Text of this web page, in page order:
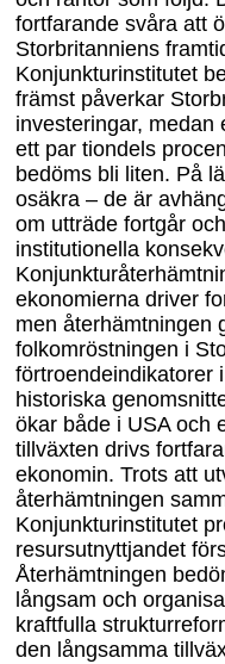
fortfarande svåra att
Storbritanniens
Konjunkturinstitutet
främst påverkar
investeringar, medan
ett par tiondels
bedöms bli liten. På
osäkra – de är
om utträde fortgår
institutionella
ekonomierna driver
men återhämtningen
folkomröstningen i
förtroendeindikatorer
historiska
ökar både i USA och
tillväxten drivs
ekonomin. Trots att
återhämtningen
Konjunkturinstitutet
resursutnyttjandet
Återhämtningen
långsam och
kraftfulla
den långsamma